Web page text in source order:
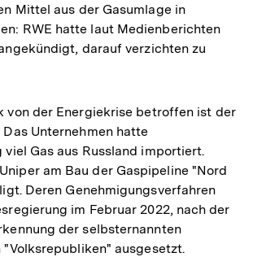
Fußnote
Mittel aus der Gasumlage in
RWE hatte laut Medienberichten
darauf verzichten zu
von der Energiekrise betroffen ist der
Das Unternehmen hatte
Gas aus Russland importiert.
am Bau der Gaspipeline "Nord
Deren Genehmigungsverfahren
im Februar 2022, nach der
der selbsternannten
ausgesetzt.